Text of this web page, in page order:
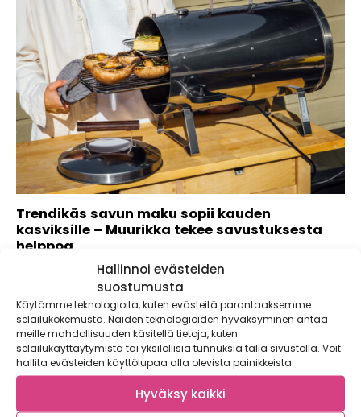
Hallinnoi evästeiden
suostumusta
Käytämme teknologioita, kuten evästeitä parantaaksemme
selailukokemusta. Näiden teknologioiden hyväksyminen antaa
meille mahdollisuuden käsitellä tietoja, kuten
selailukäyttäytymistä tai yksilöllisiä tunnuksia tällä sivustolla. Voit
hallita evästeiden käyttölupaa alla olevista painikkeista.
Hyväksy kaikki
Trendikäs savun maku sopii kauden
kasviksille – Muurikka tekee savustuksesta
helppoa
Savu on ollut jo jonkin aikaa trendimaku maailmalla, joten
me suomalaiset olemme ruokatrendien...